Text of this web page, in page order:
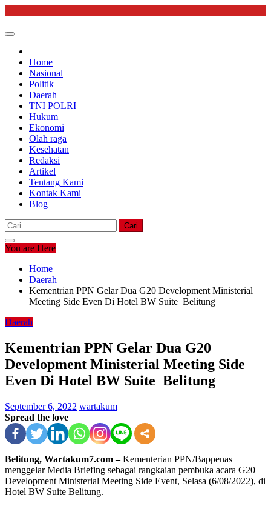
content
Home
Nasional
Politik
Daerah
TNI POLRI
Hukum
Ekonomi
Olah raga
Kesehatan
Redaksi
Artikel
Tentang Kami
Kontak Kami
Blog
Cari
untuk:
You are Here
Home
Daerah
Kementrian PPN Gelar Dua G20 Development Ministerial
Meeting Side Even Di Hotel BW Suite Belitung
Daerah
Kementrian PPN Gelar Dua G20
Development Ministerial Meeting Side
Even Di Hotel BW Suite Belitung
September 6, 2022 wartakum
Spread the love
Belitung, Wartakum7.com –Kementerian PPN/Bappenas
menggelar Media Briefing sebagai rangkaian pembuka acara G20
Development Ministerial Meeting Side Event, Selasa (6/08/2022), di
Hotel BW Suite Belitung.